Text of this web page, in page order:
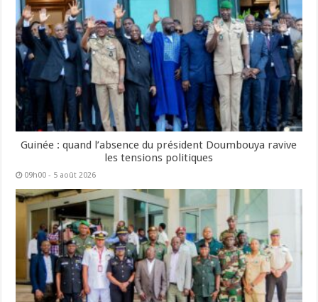
Guinée : quand l’absence du président Doumbouya ravive
les tensions politiques
09h00 - 5 août 2026